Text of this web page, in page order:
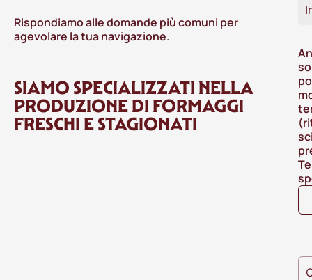
Rispondiamo alle domande più comuni per
agevolare la tua navigazione.
SIAMO SPECIALIZZATI NELLA
PRODUZIONE DI FORMAGGI
FRESCHI E STAGIONATI